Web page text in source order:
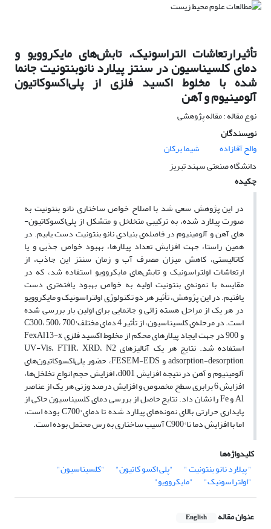
تأثیرارتعاشات التراسونیک، تابش‌های مایکروویو و
دمای کلسیناسیون در سنتز پیلارد نانوبنتونیت جانما
شده با مخلوط اکسید فلزی از پلی‌اکسو‌کاتیون
آلومینیوم و آهن
نوع مقاله : مقاله پژوهشی
نویسندگان
والح آقازاده
شیما برکان
دانشگاه صنعتی سهند تبریز
چکیده
در این پژوهش سعی شد با اصلاح خواص ساختاری نانو بنتونیت به
صورت پیلارد شده، به ترکیبی متخلخل و متشکل از پلی‌اکسو‌کاتیون-
های آهن و آلومینیوم در فاصله‌ی بنیادی نانو بنتونیت دست یابیم. در
همین راستا، جهت افزایش تعداد پیلارها، بهبود خواص جذبی و یا
کاتالیستی، کاهش میزان مصرف آب و زمان سنتز این جاذب، از
ارتعاشات اولتراسونیک و تابش‌های مایکروویو استفاده شد، که در
مقایسه با نمونه‌ی بنتونیت اولیه به خواص بهبود یافته‌تری دست
یافتیم. در این پژوهش، تأثیر هر دو تکنولوژی اولتراسونیک و مایکروویو
در هر یک از مراحل هسته زائی و جانمایی برای اولین بار بررسی شده
است. در مرحله‌ی کلسیناسیون، از تأثیر 4 دمای مختلف °C300، 500، 700
و 900 در جهت ایجاد پیلارهای محکم از مخلوط اکسید فلزی FexAl13-x
استفاده شد. نتایج هر یک آنالیزهای UV-Vis، FTIR، XRD، N2
adsorption-desorption و FESEM-EDS، حضور پلی‌اکسو‌کاتیون‌های
آلومینیوم و آهن در نتیجه افزایش d001، افزایش حجم انواع تخلخل‌ها،
افزایش 6 برابری سطح مخصوص و افزایش درصد وزنی هر یک از عناصر
Al و Fe را نشان داد. نتایج حاصل از بررسی دمای کلسیناسیون حاکی از
پایداری حرارتی بالای نمونه‌های پیلارد شده تا دمای °C700 بوده است،
اما با افزایش دما تا °C900 آسیب ساختاری به رس محتمل بوده است.
کلیدواژه‌ها
" پیلارد نانو بنتونیت "
"پلی اکسو کاتیون" "کلسیناسیون"
"اولتراسونیک" "مایکروویو"
عنوان مقاله English